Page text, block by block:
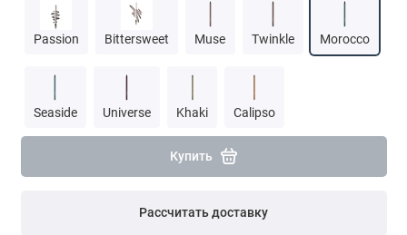
Passion Bittersweet Muse Twinkle Morocco
Seaside Universe Khaki Calipso
Купить
Рассчитать доставку